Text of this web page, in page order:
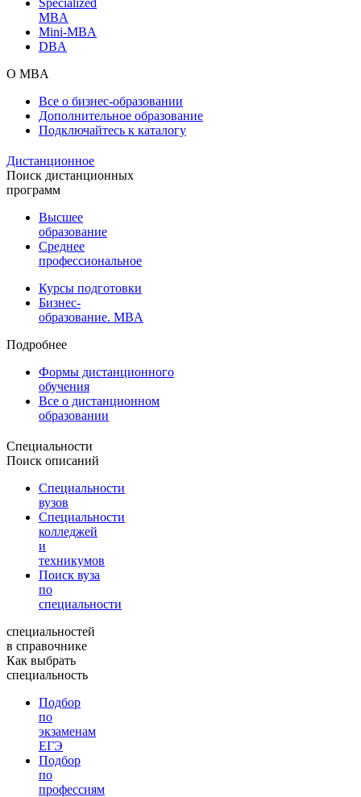
MBA
Mini-MBA
DBA
О MBA
Все о бизнес-образовании
Дополнительное образование
Подключайтесь к каталогу
Дистанционное
Поиск дистанционных
программ
Высшее
образование
Среднее
профессиональное
Курсы подготовки
Бизнес-
образование. MBA
Подробнее
Формы дистанционного
обучения
Все о дистанционном
образовании
Специальности
Поиск описаний
Специальности
вузов
Специальности
колледжей
и
техникумов
Поиск вуза
по
специальности
специальностей
в справочнике
Как выбрать
специальность
Подбор
по
экзаменам
ЕГЭ
Подбор
по
профессиям